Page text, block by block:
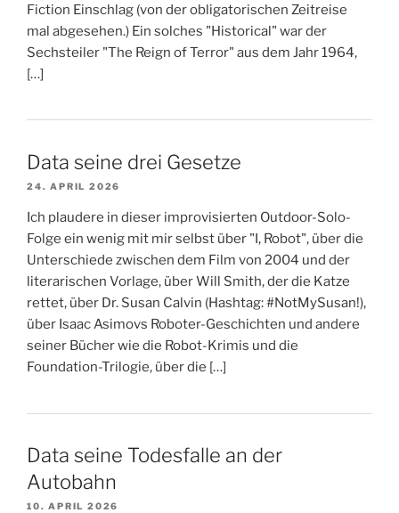
Fiction Einschlag (von der obligatorischen Zeitreise
mal abgesehen.) Ein solches "Historical" war der
Sechsteiler "The Reign of Terror" aus dem Jahr 1964,
[…]
Data seine drei Gesetze
24. APRIL 2026
Ich plaudere in dieser improvisierten Outdoor-Solo-
Folge ein wenig mit mir selbst über "I, Robot", über die
Unterschiede zwischen dem Film von 2004 und der
literarischen Vorlage, über Will Smith, der die Katze
rettet, über Dr. Susan Calvin (Hashtag: #NotMySusan!),
über Isaac Asimovs Roboter-Geschichten und andere
seiner Bücher wie die Robot-Krimis und die
Foundation-Trilogie, über die […]
Data seine Todesfalle an der
Autobahn
10. APRIL 2026